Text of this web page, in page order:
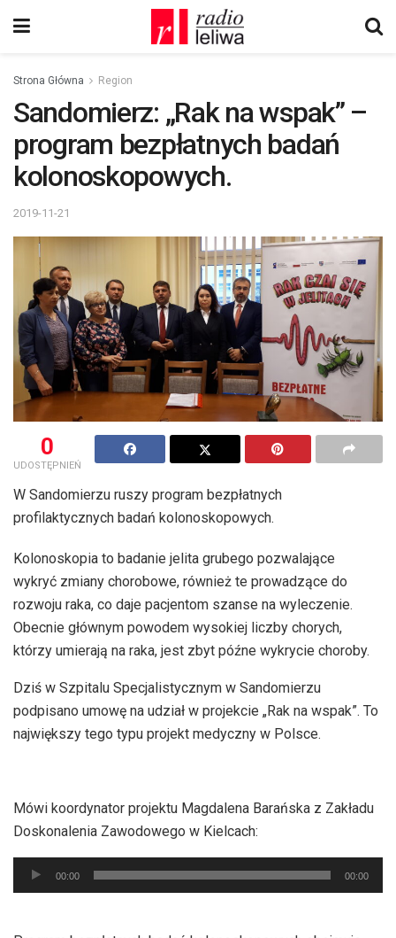
Strona Główna Region
Sandomierz: „Rak na wspak” –
program bezpłatnych badań
kolonoskopowych.
2019-11-21
0
UDOSTĘPNIEŃ
W Sandomierzu ruszy program bezpłatnych
profilaktycznych badań kolonoskopowych.
Kolonoskopia to badanie jelita grubego pozwalające
wykryć zmiany chorobowe, również te prowadzące do
rozwoju raka, co daje pacjentom szanse na wyleczenie.
Obecnie głównym powodem wysokiej liczby chorych,
którzy umierają na raka, jest zbyt późne wykrycie choroby.
Dziś w Szpitalu Specjalistycznym w Sandomierzu
podpisano umowę na udział w projekcie „Rak na wspak”. To
największy tego typu projekt medyczny w Polsce.
Mówi koordynator projektu Magdalena Barańska z Zakładu
Doskonalenia Zawodowego w Kielcach:
Odtwarzacz
plików
00:00 00:00